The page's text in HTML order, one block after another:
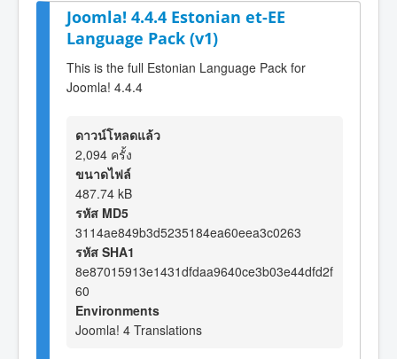
Joomla! 4.4.4 Estonian et-EE
Language Pack (v1)
This is the full Estonian Language Pack for
Joomla! 4.4.4
ดาวน์โหลดแล้ว
2,094 ครั้ง
ขนาดไฟล์
487.74 kB
รหัส MD5
3114ae849b3d5235184ea60eea3c0263
รหัส SHA1
8e87015913e1431dfdaa9640ce3b03e44dfd2f
60
Environments
Joomla! 4 Translations